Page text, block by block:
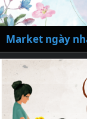
Market ngày